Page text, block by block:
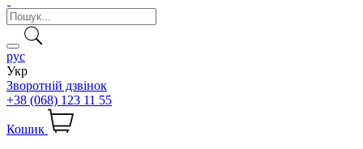
рус
Укр
Зворотній дзвінок
+38 (068) 123 11 55
Кошик